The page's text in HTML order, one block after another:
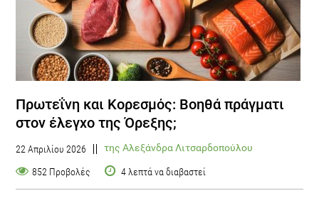
Πρωτεΐνη και Κορεσμός: Βοηθά πράγματι
στον έλεγχο της Όρεξης;
22 Απριλίου 2026 της Αλεξάνδρα Λιτσαρδοπούλου
852 Προβολές 4 λεπτά να διαβαστεί